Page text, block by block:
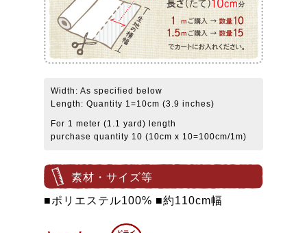
Width: As specified below
Length: Quantity 1=10cm (3.9 inches)
For 1 meter (1.1 yard) length
purchase quantity 10 (10cm x 10=100cm/1m)
素材・サイズ等
■ポリエステル100% ■約110cm幅